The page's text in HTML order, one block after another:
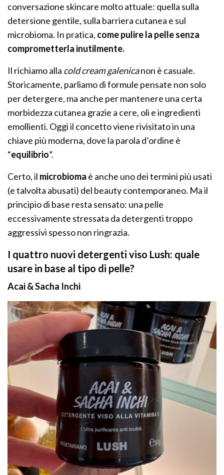
conversazione skincare molto attuale: quella sulla
detersione gentile, sulla barriera cutanea e sul
microbioma. In pratica, come pulire la pelle senza
comprometterla inutilmente.
Il richiamo alla cold cream galenicanon è casuale.
Storicamente, parliamo di formule pensate non solo
per detergere, ma anche per mantenere una certa
morbidezza cutanea grazie a cere, oli e ingredienti
emollienti. Oggi il concetto viene rivisitato in una
chiave più moderna, dove la parola d’ordine è
“equilibrio”.
Certo, il microbioma è anche uno dei termini più usati
(e talvolta abusati) del beauty contemporaneo. Ma il
principio di base resta sensato: una pelle
eccessivamente stressata da detergenti troppo
aggressivi spesso non ringrazia.
I quattro nuovi detergenti viso Lush: quale
usare in base al tipo di pelle?
Acai & Sacha Inchi